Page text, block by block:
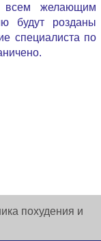
всем желающим
будут розданы
специалиста по
похудения и